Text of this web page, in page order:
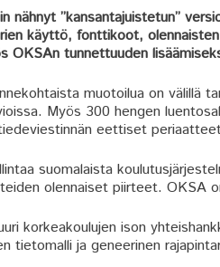
nähnyt ”kansantajuistetun”
käyttö, fonttikoot,
OKSAn tunnettuuden
muotoilua on välillä
Myös 300 hengen
eettiset
suomalaista
olennaiset piirteet. OKSA
korkeakoulujen ison
tietomalli ja geneerinen